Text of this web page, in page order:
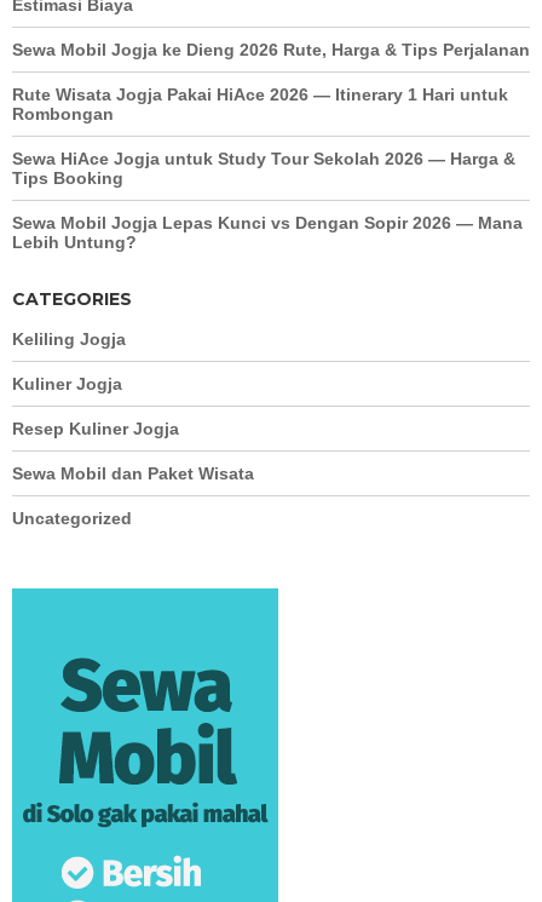
Estimasi Biaya
Sewa Mobil Jogja ke Dieng 2026 Rute, Harga & Tips Perjalanan
Rute Wisata Jogja Pakai HiAce 2026 — Itinerary 1 Hari untuk
Rombongan
Sewa HiAce Jogja untuk Study Tour Sekolah 2026 — Harga &
Tips Booking
Sewa Mobil Jogja Lepas Kunci vs Dengan Sopir 2026 — Mana
Lebih Untung?
CATEGORIES
Keliling Jogja
Kuliner Jogja
Resep Kuliner Jogja
Sewa Mobil dan Paket Wisata
Uncategorized